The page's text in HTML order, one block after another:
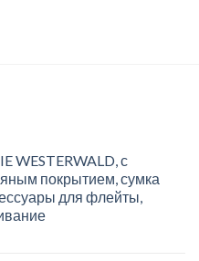
WESTERWALD, с
покрытием, сумка
для флейты,